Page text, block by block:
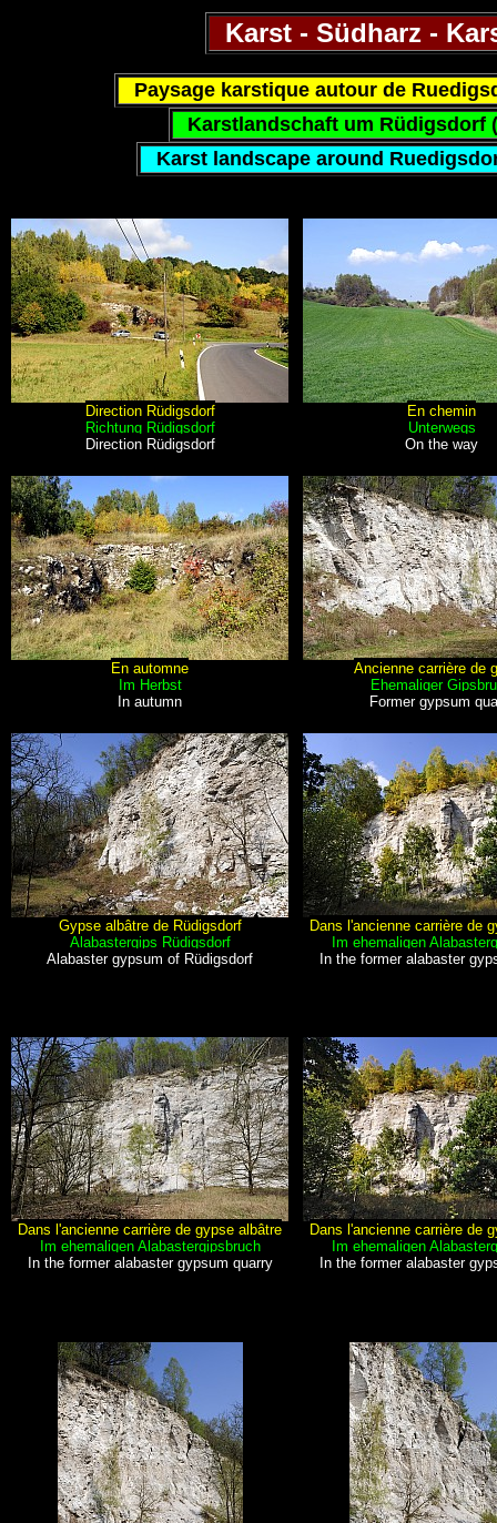
Karst - Südharz -
Paysage karstique autour de
Karstlandschaft um Rüdigsdorf
Karst landscape around
Direction Rüdigsdorf
Richtung Rüdigsdorf
Direction Rüdigsdorf
En chemin
Unterwegs
On the way
En automne
Im Herbst
In autumn
Ancienne carrière de
Ehemaliger
Former gypsum
Gypse albâtre de Rüdigsdorf
Alabastergips Rüdigsdorf
Alabaster gypsum of Rüdigsdorf
Dans l'ancienne carrière de
Im ehemaligen
In the former alabaster
Dans l'ancienne carrière de gypse albâtre
Im ehemaligen Alabastergipsbruch
In the former alabaster gypsum quarry
Dans l'ancienne carrière de
Im ehemaligen
In the former alabaster